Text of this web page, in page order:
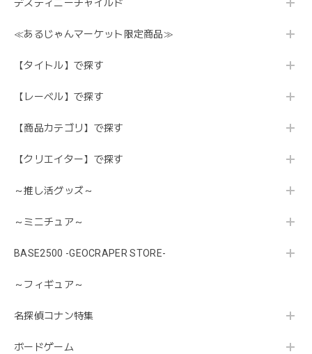
デスティニーチャイルド
≪あるじゃんマーケット限定商品≫
【タイトル】で探す
【レーベル】で探す
【商品カテゴリ】で探す
【クリエイター】で探す
～推し活グッズ～
～ミニチュア～
BASE2500 -GEOCRAPER STORE-
～フィギュア～
名探偵コナン特集
ボードゲーム